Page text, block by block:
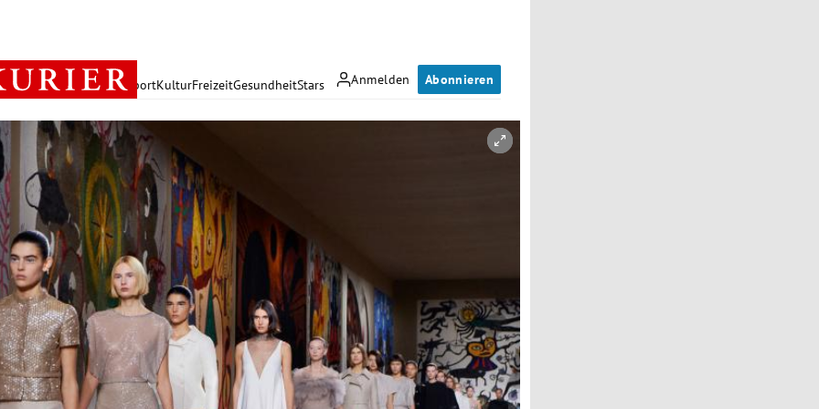
Anmelden Abonnieren
PolitikWirtschaft SportKulturFreizeitGesundheitStars